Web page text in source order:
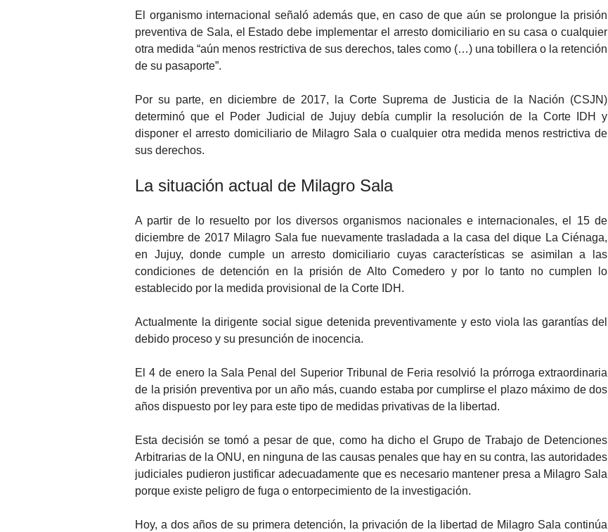
El organismo internacional señaló además que, en caso de que aún se prolongue la prisión
preventiva de Sala, el Estado debe implementar el arresto domiciliario en su casa o cualquier
otra medida “aún menos restrictiva de sus derechos, tales como (…) una tobillera o la retención
de su pasaporte”.
Por su parte, en diciembre de 2017, la Corte Suprema de Justicia de la Nación (CSJN)
determinó que el Poder Judicial de Jujuy debía cumplir la resolución de la Corte IDH y
disponer el arresto domiciliario de Milagro Sala o cualquier otra medida menos restrictiva de
sus derechos.
La situación actual de Milagro Sala
A partir de lo resuelto por los diversos organismos nacionales e internacionales, el 15 de
diciembre de 2017 Milagro Sala fue nuevamente trasladada a la casa del dique La Ciénaga,
en Jujuy, donde cumple un arresto domiciliario cuyas características se asimilan a las
condiciones de detención en la prisión de Alto Comedero y por lo tanto no cumplen lo
establecido por la medida provisional de la Corte IDH.
Actualmente la dirigente social sigue detenida preventivamente y esto viola las garantías del
debido proceso y su presunción de inocencia.
El 4 de enero la Sala Penal del Superior Tribunal de Feria resolvió la prórroga extraordinaria
de la prisión preventiva por un año más, cuando estaba por cumplirse el plazo máximo de dos
años dispuesto por ley para este tipo de medidas privativas de la libertad.
Esta decisión se tomó a pesar de que, como ha dicho el Grupo de Trabajo de Detenciones
Arbitrarias de la ONU, en ninguna de las causas penales que hay en su contra, las autoridades
judiciales pudieron justificar adecuadamente que es necesario mantener presa a Milagro Sala
porque existe peligro de fuga o entorpecimiento de la investigación.
Hoy, a dos años de su primera detención, la privación de la libertad de Milagro Sala continúa